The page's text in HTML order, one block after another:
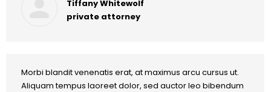
Tiffany Whitewolf
private attorney
Morbi blandit venenatis erat, at maximus arcu cursus ut.
Aliquam tempus laoreet dolor, sed auctor leo bibendum